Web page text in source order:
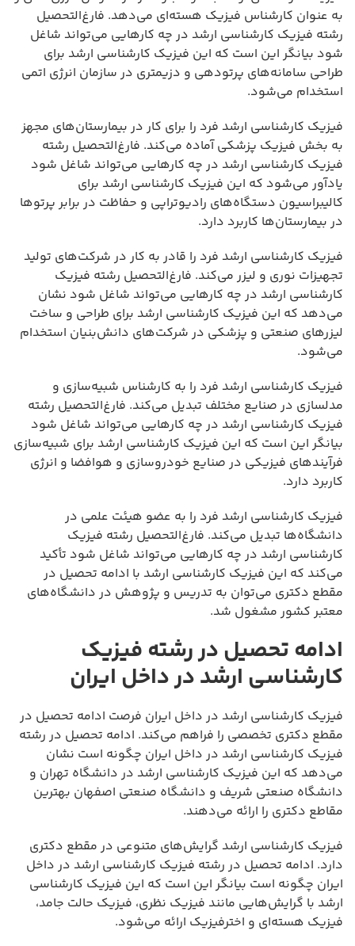
به عنوان کارشناس فیزیک هسته‌ای می‌دهد. فارغ‌التحصیل
رشته فیزیک کارشناسی ارشد در چه کارهایی می‌تواند شاغل
شود بیانگر این است که این فیزیک کارشناسی ارشد برای
طراحی سامانه‌های پرتودهی و دزیمتری در سازمان انرژی اتمی
استخدام می‌شود.
فیزیک کارشناسی ارشد فرد را برای کار در بیمارستان‌های مجهز
به بخش فیزیک پزشکی آماده می‌کند. فارغ‌التحصیل رشته
فیزیک کارشناسی ارشد در چه کارهایی می‌تواند شاغل شود
یادآور می‌شود که این فیزیک کارشناسی ارشد برای
کالیبراسیون دستگاه‌های رادیوتراپی و حفاظت در برابر پرتوها
در بیمارستان‌ها کاربرد دارد.
فیزیک کارشناسی ارشد فرد را قادر به کار در شرکت‌های تولید
تجهیزات نوری و لیزر می‌کند. فارغ‌التحصیل رشته فیزیک
کارشناسی ارشد در چه کارهایی می‌تواند شاغل شود نشان
می‌دهد که این فیزیک کارشناسی ارشد برای طراحی و ساخت
لیزرهای صنعتی و پزشکی در شرکت‌های دانش‌بنیان استخدام
می‌شود.
فیزیک کارشناسی ارشد فرد را به کارشناس شبیه‌سازی و
مدلسازی در صنایع مختلف تبدیل می‌کند. فارغ‌التحصیل رشته
فیزیک کارشناسی ارشد در چه کارهایی می‌تواند شاغل شود
بیانگر این است که این فیزیک کارشناسی ارشد برای شبیه‌سازی
فرآیندهای فیزیکی در صنایع خودروسازی و هوافضا و انرژی
کاربرد دارد.
فیزیک کارشناسی ارشد فرد را به عضو هیئت علمی در
دانشگاه‌ها تبدیل می‌کند. فارغ‌التحصیل رشته فیزیک
کارشناسی ارشد در چه کارهایی می‌تواند شاغل شود تأکید
می‌کند که این فیزیک کارشناسی ارشد با ادامه تحصیل در
مقطع دکتری می‌توان به تدریس و پژوهش در دانشگاه‌های
معتبر کشور مشغول شد.
ادامه تحصیل در رشته فیزیک
کارشناسی ارشد در داخل ایران
فیزیک کارشناسی ارشد در داخل ایران فرصت ادامه تحصیل در
مقطع دکتری تخصصی را فراهم می‌کند. ادامه تحصیل در رشته
فیزیک کارشناسی ارشد در داخل ایران چگونه است نشان
می‌دهد که این فیزیک کارشناسی ارشد در دانشگاه تهران و
دانشگاه صنعتی شریف و دانشگاه صنعتی اصفهان بهترین
مقاطع دکتری را ارائه می‌دهند.
فیزیک کارشناسی ارشد گرایش‌های متنوعی در مقطع دکتری
دارد. ادامه تحصیل در رشته فیزیک کارشناسی ارشد در داخل
ایران چگونه است بیانگر این است که این فیزیک کارشناسی
ارشد با گرایش‌هایی مانند فیزیک نظری، فیزیک حالت جامد،
فیزیک هسته‌ای و اخترفیزیک ارائه می‌شود.